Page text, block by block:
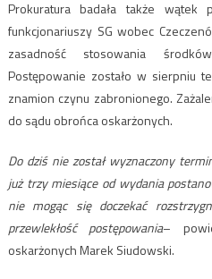
Prokuratura badała także wątek
funkcjonariuszy SG wobec
zasadność stosowania
Postępowanie zostało w sierpniu
znamion czynu zabronionego.
do sądu obrońca oskarżonych.
Do dziś nie został wyznaczony
już trzy miesiące od wydania
nie mogąc się doczekać
przewlekłość postępowania–
oskarżonych Marek Siudowski.